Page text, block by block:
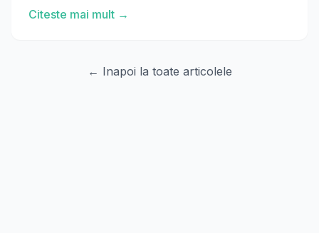
Citeste mai mult →
← Inapoi la toate articolele